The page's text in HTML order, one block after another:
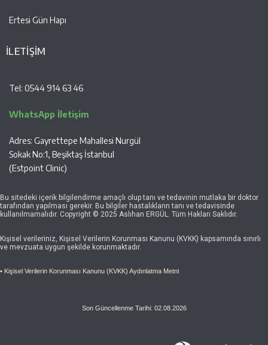
Ertesi Gün Hapı
İLETİŞİM
Tel: 0544 914 63 46
WhatsApp İletişim
Adres: Gayrettepe Mahallesi Nurgül
Sokak No:1, Beşiktaş İstanbul
(Estpoint Clinic)
Bu sitedeki içerik bilgilendirme amaçlı olup tanı ve tedavinin mutlaka bir doktor
tarafından yapılması gerekir. Bu bilgiler hastalıkların tanı ve tedavisinde
kullanılmamalıdır. Copyright © 2025 Aslıhan ERGÜL. Tüm Hakları Saklıdır.
Kişisel verileriniz, Kişisel Verilerin Korunması Kanunu (KVKK) kapsamında sınırlı
ve mevzuata uygun şekilde korunmaktadır.
• Kişisel Verilerin Korunması Kanunu (KVKK) Aydınlatma Metni
Son Güncellenme Tarihi: 02.08.2026